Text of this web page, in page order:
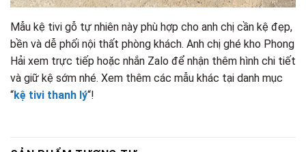
Mẫu kệ tivi gỗ tự nhiên này phù hợp cho anh chị cần kệ đẹp,
bền và dễ phối nội thất phòng khách. Anh chị ghé kho Phong
Hải xem trực tiếp hoặc nhắn Zalo để nhận thêm hình chi tiết
và giữ kệ sớm nhé. Xem thêm các mẫu khác tại danh mục
“kệ tivi thanh lý“!